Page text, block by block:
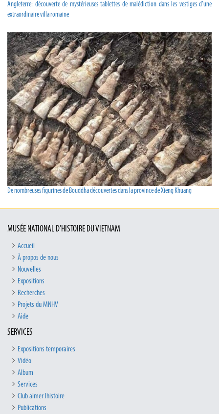
Angleterre: découverte de mystérieuses tablettes de malédiction dans les vestiges d’une
extraordinaire villa romaine
De nombreuses figurines de Bouddha découvertes dans la province de Xieng​ Khuang
MUSÉE NATIONAL D’HISTOIRE DU VIETNAM
Accueil
À propos de nous
Nouvelles
Expositions
Recherches
Projets du MNHV
Aide
SERVICES
Expositions temporaires
Vidéo
Album
Services
Club aimer lhistoire
Publications